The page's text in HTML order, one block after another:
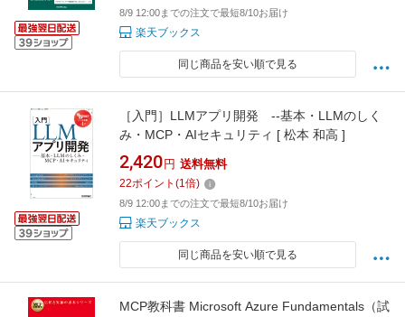
8/9 12:00までの注文で最短8/10お届け
楽天ブックス
同じ商品を安い順で見る
［入門］LLMアプリ開発 --基本・LLMのしく
み・MCP・AIセキュリティ [ 松本 和高 ]
2,420 円 送料無料
22ポイント (1倍)
8/9 12:00までの注文で最短8/10お届け
楽天ブックス
同じ商品を安い順で見る
MCP教科書 Microsoft Azure Fundamentals（試